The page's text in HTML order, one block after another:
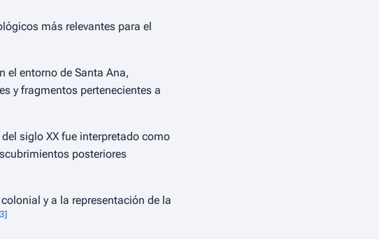
más relevantes para el
el entorno de Santa Ana,
y fragmentos pertenecientes a
siglo XX fue interpretado como
posteriores
y a la representación de la
3]